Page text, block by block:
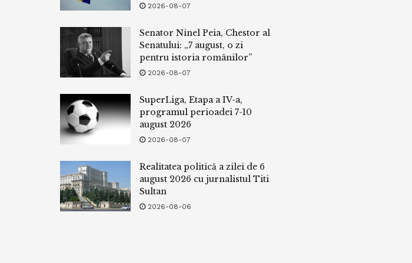
2026-08-07
Senator Ninel Peia, Chestor al
Senatului: „7 august, o zi
pentru istoria românilor”
2026-08-07
SuperLiga, Etapa a IV-a,
programul perioadei 7-10
august 2026
2026-08-07
Realitatea politică a zilei de 6
august 2026 cu jurnalistul Titi
Sultan
2026-08-06